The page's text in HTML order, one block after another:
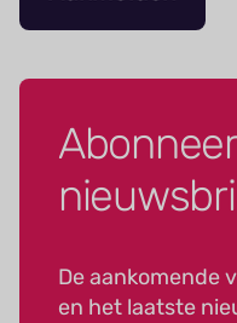
De aankomende
en het laatste